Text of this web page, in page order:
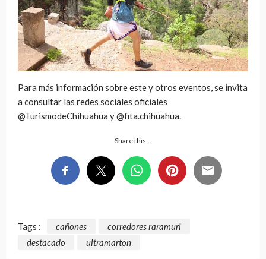
Para más información sobre este y otros eventos, se invita
a consultar las redes sociales oficiales
@TurismodeChihuahua y @fita.chihuahua.
Share this…
Tags : cañones
corredores raramuri
destacado
ultramarton